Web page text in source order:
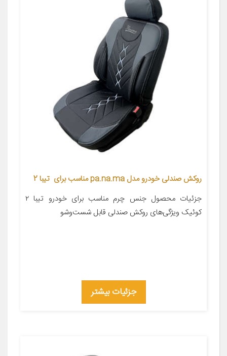
روکش صندلی خودرو مدل pa.na.ma مناسب برای تیبا 2
جزئیات محصول جنس چرم مناسب برای خودرو تیبا ۲
کوئیک ویژگی‌های روکش صندلی قابل شست‌وشو
جزئیات بیشتر